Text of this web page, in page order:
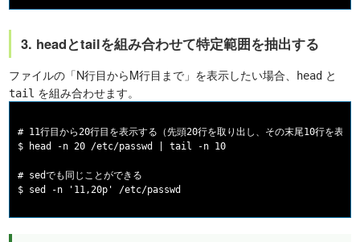
3. headとtailを組み合わせて特定範囲を抽出する
ファイルの「N行目からM行目まで」を表示したい場合、 head と
tail を組み合わせます。
# 11行目から20行目を表示する（先頭20行を取り出し、その末尾10行を表示
$ head -n 20 /etc/passwd | tail -n 10
# sedでも同じことができる